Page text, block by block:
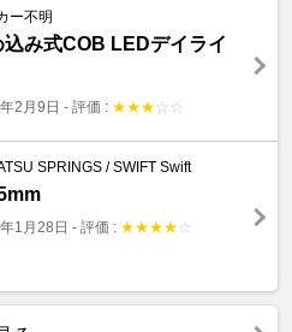
ー不明
込み式COB LEDデイライ
2月9日 - 評価 : ★★★ ☆ ☆
SPRINGS / SWIFT Swift
1月28日 - 評価 : ★★★★ ☆